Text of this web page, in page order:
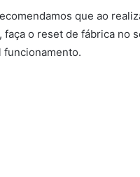
que ao
faça o reset de fábrica no
funcionamento.